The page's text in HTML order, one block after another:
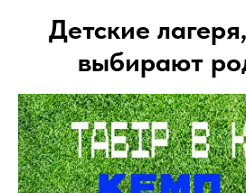
Детские
выбирают